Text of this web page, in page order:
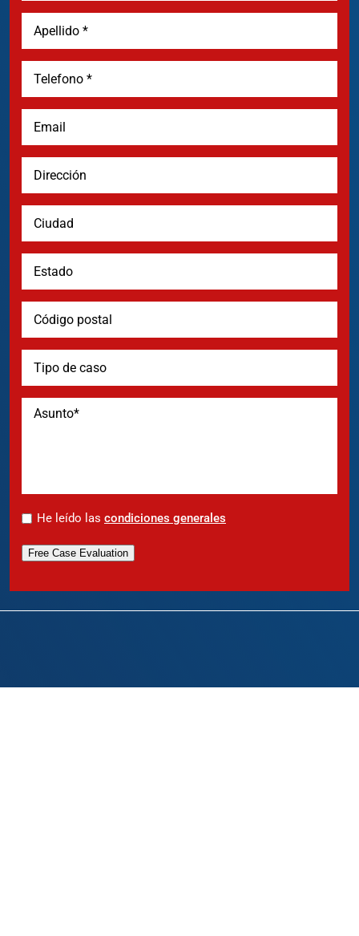
* He leído las condiciones generales
Free Case Evaluation